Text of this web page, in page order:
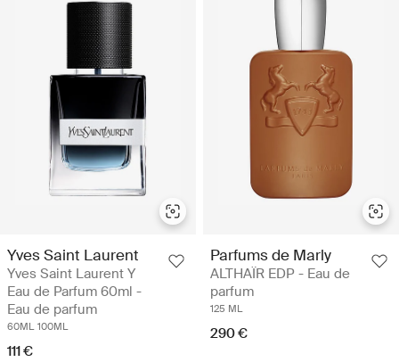
Yves Saint Laurent
Yves Saint Laurent Y
Eau de Parfum 60ml -
Eau de parfum
60ML 100ML
111 €
Parfums de Marly
ALTHAÏR EDP - Eau de
parfum
125 ML
290 €